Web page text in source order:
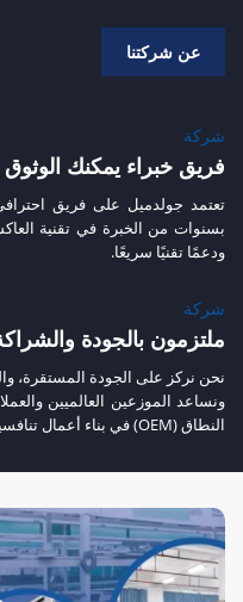
عن شركتنا
شركة
فريق خبراء يمكنك الوثوق
تعتمد جولدميل على فريق
بسنوات من الخبرة في تقنية
ودعمًا تقنيًا سريعًا.
شركة
ملتزمون بالجودة
نحن نركز على الجودة المستقرة،
ونساعد الموزعين العالميين
النطاق (OEM) في بناء أعمال تنافسية ومستدامة.